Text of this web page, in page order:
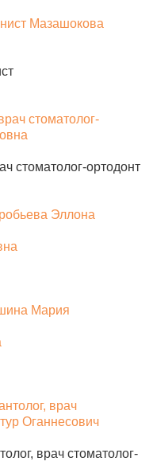
стоматолог-ортодонт
врач стоматолог-